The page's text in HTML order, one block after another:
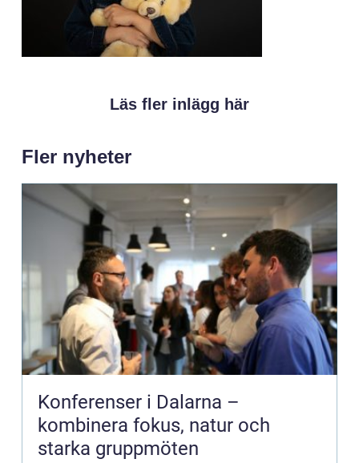
Läs fler inlägg här
Fler nyheter
Konferenser i Dalarna –
kombinera fokus, natur och
starka gruppmöten